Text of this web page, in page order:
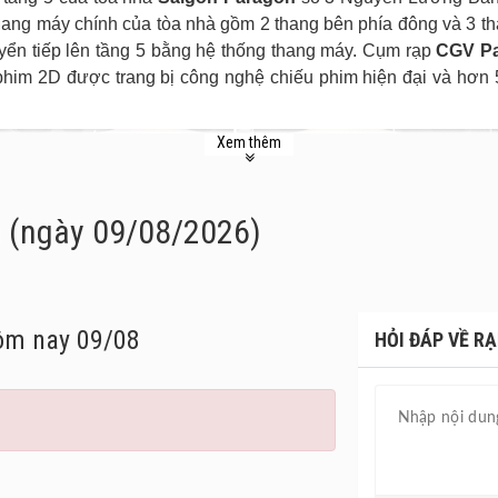
máy chính của tòa nhà gồm 2 thang bên phía đông và 3
tiếp lên tầng 5 bằng hệ thống thang máy. Cụm rạpCGV
2D được trang bị công nghệ chiếu phim hiện đại và
Xem thêm
(ngày 09/08/2026)
nay 09/08 HỎI ĐÁP VỀ